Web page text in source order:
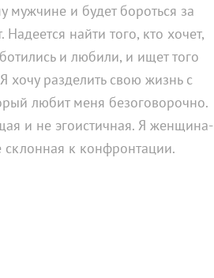
мужчине и будет бороться за
Надеется найти того, кто хочет,
и любили, и ищет того
разделить свою жизнь с
любит меня безоговорочно.
и не эгоистичная. Я женщина-
склонная к конфронтации.